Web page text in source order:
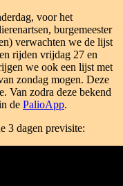
voor het
burgemeester
verwachten we de lijst
rijden vrijdag 27 en
we ook een lijst met
zondag mogen. Deze
Van zodra deze bekend
de PalioApp.
3 dagen previsite: